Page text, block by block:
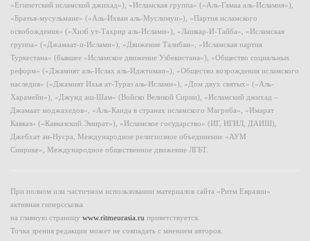
«Египетский исламский джихад»), «Исламская группа» («Аль-Гамаа аль-Исламия»),
«Братья-мусульмане» («Аль-Ихван аль-Муслимун»), «Партия исламского
освобождения» («Хизб ут-Тахрир аль-Ислами»), «Лашкар-И-Тайба», «Исламская
группа» («Джамаат-и-Ислами»), «Движение Талибан», «Исламская партия
Туркестана» (бывшее «Исламское движение Узбекистана»), «Общество социальных
реформ» («Джамият аль-Ислах аль-Иджтимаи»), «Общество возрождения исламского
наследия» («Джамият Ихья ат-Тураз аль-Ислами»), «Дом двух святых» («Аль-
Харамейн»), «Джунд аш-Шам» (Войско Великой Сирии), «Исламский джихад –
Джамаат моджахедов», «Аль-Каида в странах исламского Магриба», «Имарат
Кавказ» («Кавказский Эмират»), «Исламское государство» (ИГ, ИГИЛ, ДАИШ),
Джебхат ан-Нусра, Международное религиозное объединение «АУМ
Синрике», Международное общественное движение ЛГБТ.
При полном или частичном использовании материалов сайта «Ритм Евразии»
активная гиперссылка
на главную страницу www.ritmeurasia.ru приветствуется.
Точка зрения редакции может не совпадать с мнением авторов.